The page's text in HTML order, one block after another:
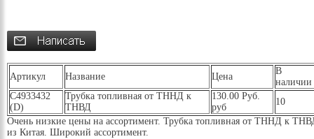
Артикул Название Цена
В
наличии
C4933432
(D)
Трубка топливная от ТННД к
ТНВД
130.00 Руб.
руб
10
Очень низкие цены на ассортимент. Трубка топливная от ТННД к
из Китая. Широкий ассортимент.